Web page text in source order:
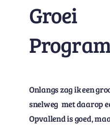
Groei
Onlangs zag ik een
snelweg met daarop
Opvallend is goed,